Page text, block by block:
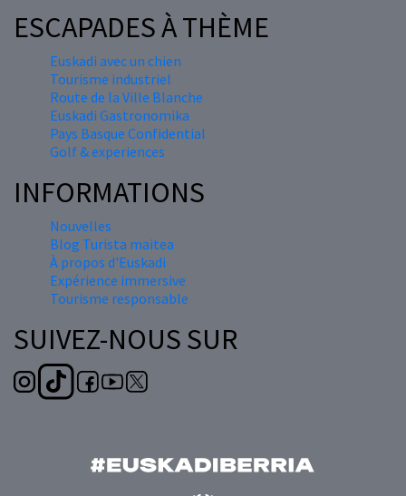
ESCAPADES À THÈME
Euskadi avec un chien
Tourisme industriel
Route de la Ville Blanche
Euskadi Gastronomika
Pays Basque Confidential
Golf & experiences
INFORMATIONS
Nouvelles
Blog Turista maitea
À propos d'Euskadi
Expérience immersive
Tourisme responsable
SUIVEZ-NOUS SUR